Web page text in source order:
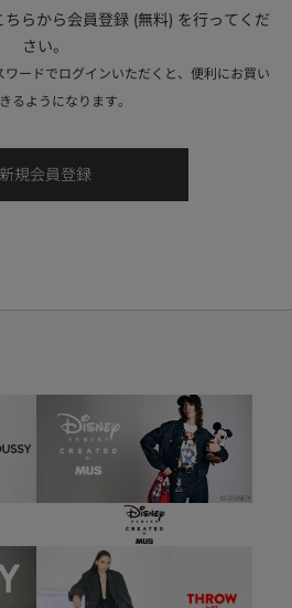
らから会員登録 (無料) を行ってくだ
さい。
ードでログインいただくと、便利にお買い
るようになります。